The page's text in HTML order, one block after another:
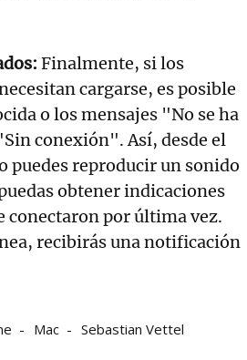
Finalmente, si los
cargarse, es posible
o los mensajes "No se ha
conexión". Así, desde el
puedes reproducir un sonido
obtener indicaciones
conectaron por última vez.
recibirás una notificación
Mac Sebastian Vettel